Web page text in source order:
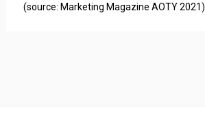
(source: Marketing Magazine AOTY 2021)